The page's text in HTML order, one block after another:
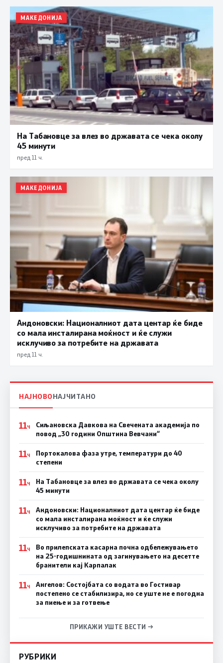
МАКЕДОНИЈА
На Табановце за влез во државата се чека околу
45 минути
пред 11 ч.
МАКЕДОНИЈА
Андоновски: Националниот дата центар ќе биде
со мала инсталирана моќност и ќе служи
исклучиво за потребите на државата
пред 11 ч.
НАЈНОВОНАЈЧИТАНО
11Ч
Сиљановска Давкова на Свечената академија по
повод „30 години Општина Вевчани“
11Ч
Портокалова фаза утре, температури до 40
степени
11Ч
На Табановце за влез во државата се чека околу
45 минути
11Ч
Андоновски: Националниот дата центар ќе биде
со мала инсталирана моќност и ќе служи
исклучиво за потребите на државата
11Ч
Во прилепската касарна почна одбележувањето
на 25-годишнината од загинувањето на десетте
бранители кај Карпалак
11Ч
Ангелов: Состојбата со водата во Гостивар
постепено се стабилизира, но се уште не е погодна
за пиење и за готвење
ПРИКАЖИ УШТЕ ВЕСТИ →
РУБРИКИ